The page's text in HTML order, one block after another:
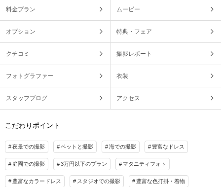
料金プラン ムービー
オプション 特典・フェア
クチコミ 撮影レポート
フォトグラファー 衣装
スタッフブログ アクセス
こだわりポイント
夜景での撮影 ペットと撮影 海での撮影 豊富なドレス
庭園での撮影 3万円以下のプラン マタニティフォト
豊富なカラードレス スタジオでの撮影 豊富な色打掛・着物